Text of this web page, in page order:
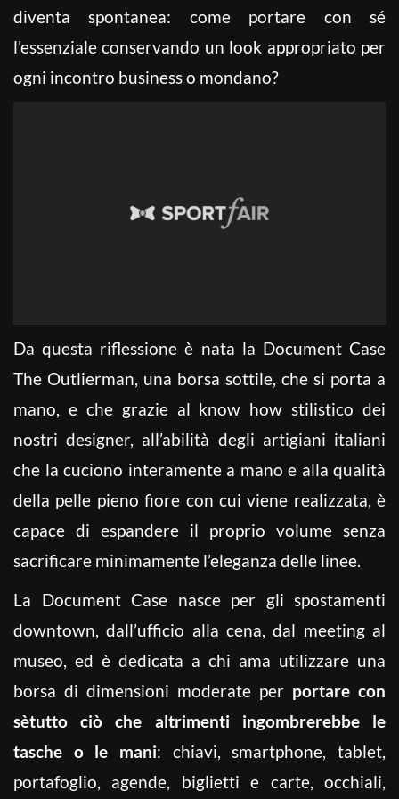
diventa spontanea: come portare con sé
l’essenziale conservando un look appropriato per
ogni incontro business o mondano?
Da questa riflessione è nata la Document Case
The Outlierman, una borsa sottile, che si porta a
mano, e che grazie al know how stilistico dei
nostri designer, all’abilità degli artigiani italiani
che la cuciono interamente a mano e alla qualità
della pelle pieno fiore con cui viene realizzata, è
capace di espandere il proprio volume senza
sacrificare minimamente l’eleganza delle linee.
La Document Case nasce per gli spostamenti
downtown, dall’ufficio alla cena, dal meeting al
museo, ed è dedicata a chi ama utilizzare una
borsa di dimensioni moderate per portare con
sètutto ciò che altrimenti ingombrerebbe le
tasche o le mani: chiavi, smartphone, tablet,
portafoglio, agende, biglietti e carte, occhiali,